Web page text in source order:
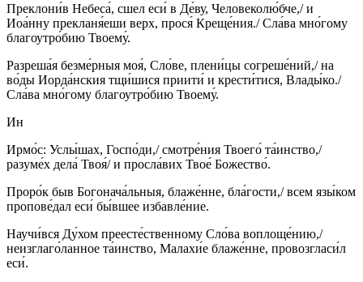
Преклони́в Небеса́, сшел еси́ в Де́ву, Человеколю́бче,/ и
Иоа́нну прекланя́еши верх, прося́ Креще́ния./ Сла́ва мно́гому
благоутро́бию Твоему́.
Разреша́я безме́рныя моя́, Сло́ве, плени́цы согреше́ний,/ на
во́ды Иорда́нския тщи́шися приити́ и крести́тися, Влады́ко./
Сла́ва мно́гому благоутро́бию Твоему́.
Ин
Ирмо́с: Услы́шах, Госпо́ди,/ смотре́ния Твоего́ та́инство,/
разуме́х дела́ Твоя́/ и просла́вих Твое́ Божество́.
Проро́к быв Богонача́льныя, блаже́нне, бла́гости,/ всем язы́ком
пропове́дал еси́ бы́вшее избавле́ние.
Научи́вся Ду́хом преесте́ственному Сло́ва воплоще́нию,/
неизглаго́ланное та́инство, Малахи́е блаже́нне, провозгласи́л
еси́.